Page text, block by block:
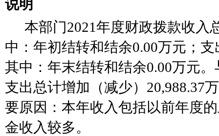
说明
本部门2021年度财政拨款收入
中：年初结转和结余0.00万元；
其中：年末结转和结余0.00万元
支出总计增加（减少）20,988.37
要原因： 本年收入包括以前年度
金收入较多。